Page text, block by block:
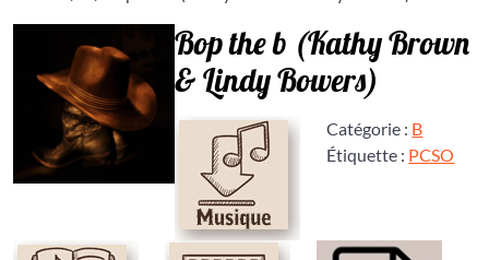
Bop the b (Kathy Brown
& Lindy Bowers)
Catégorie : B
Étiquette : PCSO